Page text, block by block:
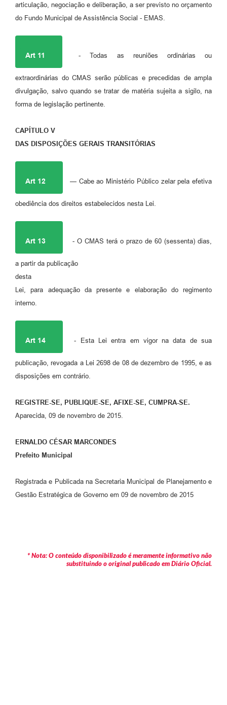
articulação, negociação e deliberação, a ser previsto no orçamento
do Fundo Municipal de Assistência Social - EMAS.
Art 11 - Todas as reuniões ordinárias ou
extraordinárias do CMAS serão públicas e precedidas de ampla
divulgação, salvo quando se tratar de matéria sujeita a sigilo, na
forma de legislação pertinente.
CAPÍTULO V
DAS DISPOSIÇÕES GERAIS TRANSITÓRIAS
Art 12 — Cabe ao Ministério Público zelar pela efetiva
obediência dos direitos estabelecidos nesta Lei.
Art 13 - O CMAS terá o prazo de 60 (sessenta) dias,
a partir da publicação
desta
Lei, para adequação da presente e elaboração do regimento
interno.
Art 14 - Esta Lei entra em vigor na data de sua
publicação, revogada a Lei 2698 de 08 de dezembro de 1995, e as
disposições em contrário.
REGISTRE-SE, PUBLIQUE-SE, AFIXE-SE, CUMPRA-SE.
Aparecida, 09 de novembro de 2015.
ERNALDO CÉSAR MARCONDES
Prefeito Municipal
Registrada e Publicada na Secretaria Municipal de Planejamento e
Gestão Estratégica de Governo em 09 de novembro de 2015
* Nota: O conteúdo disponibilizado é meramente informativo não
substituindo o original publicado em Diário Oficial.